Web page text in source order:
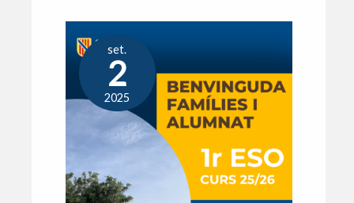
set.
2
2025